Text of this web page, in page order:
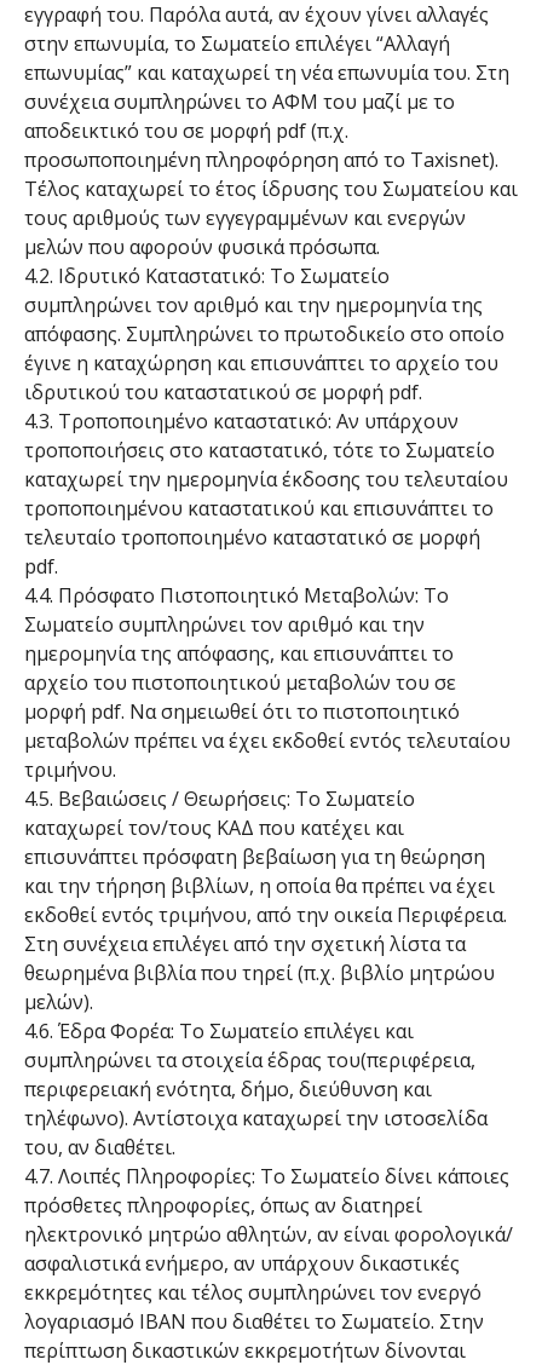
εγγραφή του. Παρόλα αυτά, αν έχουν γίνει αλλαγές
στην επωνυμία, το Σωματείο επιλέγει “Αλλαγή
επωνυμίας” και καταχωρεί τη νέα επωνυμία του. Στη
συνέχεια συμπληρώνει το ΑΦΜ του μαζί με το
αποδεικτικό του σε μορφή pdf (π.χ.
προσωποποιημένη πληροφόρηση από το Taxisnet).
Τέλος καταχωρεί το έτος ίδρυσης του Σωματείου και
τους αριθμούς των εγγεγραμμένων και ενεργών
μελών που αφορούν φυσικά πρόσωπα.
4.2. Ιδρυτικό Καταστατικό: Το Σωματείο
συμπληρώνει τον αριθμό και την ημερομηνία της
απόφασης. Συμπληρώνει το πρωτοδικείο στο οποίο
έγινε η καταχώρηση και επισυνάπτει το αρχείο του
ιδρυτικού του καταστατικού σε μορφή pdf.
4.3. Τροποποιημένο καταστατικό: Αν υπάρχουν
τροποποιήσεις στο καταστατικό, τότε το Σωματείο
καταχωρεί την ημερομηνία έκδοσης του τελευταίου
τροποποιημένου καταστατικού και επισυνάπτει το
τελευταίο τροποποιημένο καταστατικό σε μορφή
pdf.
4.4. Πρόσφατο Πιστοποιητικό Μεταβολών: Το
Σωματείο συμπληρώνει τον αριθμό και την
ημερομηνία της απόφασης, και επισυνάπτει το
αρχείο του πιστοποιητικού μεταβολών του σε
μορφή pdf. Να σημειωθεί ότι το πιστοποιητικό
μεταβολών πρέπει να έχει εκδοθεί εντός τελευταίου
τριμήνου.
4.5. Βεβαιώσεις / Θεωρήσεις: Το Σωματείο
καταχωρεί τον/τους ΚΑΔ που κατέχει και
επισυνάπτει πρόσφατη βεβαίωση για τη θεώρηση
και την τήρηση βιβλίων, η οποία θα πρέπει να έχει
εκδοθεί εντός τριμήνου, από την οικεία Περιφέρεια.
Στη συνέχεια επιλέγει από την σχετική λίστα τα
θεωρημένα βιβλία που τηρεί (π.χ. βιβλίο μητρώου
μελών).
4.6. Έδρα Φορέα: Το Σωματείο επιλέγει και
συμπληρώνει τα στοιχεία έδρας του(περιφέρεια,
περιφερειακή ενότητα, δήμο, διεύθυνση και
τηλέφωνο). Αντίστοιχα καταχωρεί την ιστοσελίδα
του, αν διαθέτει.
4.7. Λοιπές Πληροφορίες: Το Σωματείο δίνει κάποιες
πρόσθετες πληροφορίες, όπως αν διατηρεί
ηλεκτρονικό μητρώο αθλητών, αν είναι φορολογικά/
ασφαλιστικά ενήμερο, αν υπάρχουν δικαστικές
εκκρεμότητες και τέλος συμπληρώνει τον ενεργό
λογαριασμό ΙΒΑΝ που διαθέτει το Σωματείο. Στην
περίπτωση δικαστικών εκκρεμοτήτων δίνονται